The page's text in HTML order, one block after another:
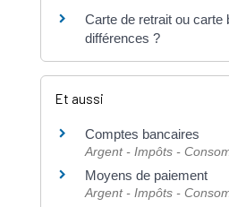
Carte de retrait ou carte
différences ?
Et aussi
Comptes bancaires
Argent - Impôts -
Moyens de paiement
Argent - Impôts -